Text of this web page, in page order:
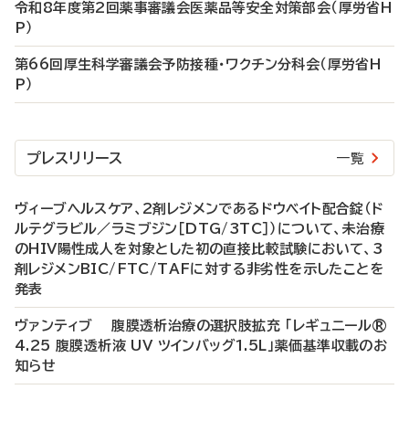
令和8年度第2回薬事審議会医薬品等安全対策部会（厚労省H
P）
第66回厚生科学審議会予防接種・ワクチン分科会（厚労省H
P）
プレスリリース 一覧
ヴィーブヘルスケア、2剤レジメンであるドウベイト配合錠（ド
ルテグラビル／ラミブジン［DTG/3TC］）について、未治療
のHIV陽性成人を対象とした初の直接比較試験において、3
剤レジメンBIC/FTC/TAFに対する非劣性を示したことを
発表
ヴァンティブ 腹膜透析治療の選択肢拡充 「レギュニール®
4.25 腹膜透析液 UV ツインバッグ1.5L」薬価基準収載のお
知らせ